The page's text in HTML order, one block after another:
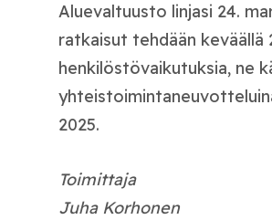
Aluevaltuusto linjasi 24.
ratkaisut tehdään
henkilöstövaikutuksia, ne
2025.
Toimittaja
Juha Korhonen